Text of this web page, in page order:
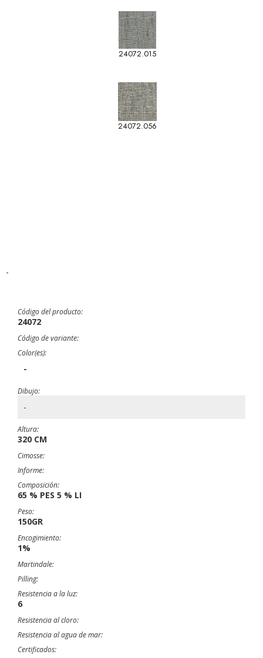
24072.015
24072.056
-
Código del producto:
24072
Código de variante:
Color(es):
-
Dibujo:
-
Altura:
320 CM
Cimosse:
Informe:
Composición:
65 % PES 5 % LI
Peso:
150GR
Encogimiento:
1%
Martindale:
Pilling:
Resistencia a la luz:
6
Resistencia al cloro:
Resistencia al agua de mar:
Certificados: